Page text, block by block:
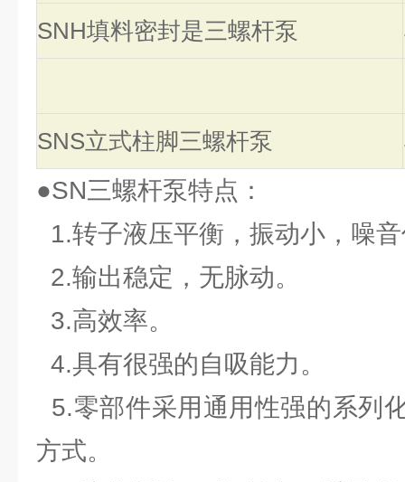
SNH填料密封是三螺杆泵
SNS立式柱脚三螺杆泵
●SN三螺杆泵特点：
1.转子液压平衡，振动小，噪
2.输出稳定，无脉动。
3.高效率。
4.具有很强的自吸能力。
5.零部件采用通用性强的系列
方式。